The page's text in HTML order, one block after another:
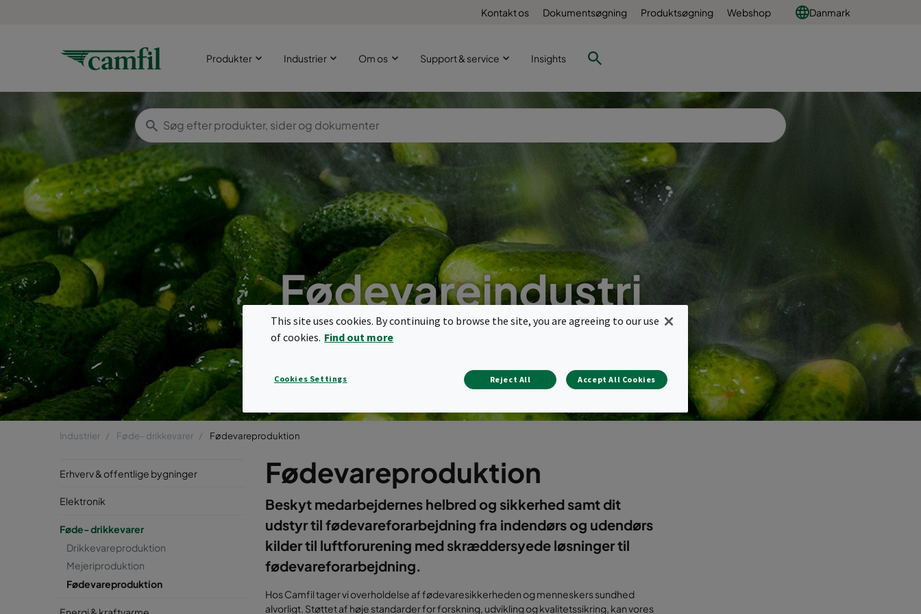
Kontakt os Dokumentsøgning Produktsøgning Webshop Danmark
Produkter Industrier Om os Support & service Insights
Fødevareindustri
Industrier Føde- drikkevarer Fødevareproduktion
Erhverv & offentlige bygninger
Elektronik
Føde- drikkevarer
Drikkevareproduktion
Mejeriproduktion
Fødevareproduktion
Fødevareproduktion
Beskyt medarbejdernes helbred og sikkerhed samt dit
udstyr til fødevareforarbejdning fra indendørs og udendørs
kilder til luftforurening med skræddersyede løsninger til
fødevareforarbejdning.
Hos Camfil tager vi overholdelse af fødevaresikkerheden og menneskers sundhed
alvorligt. Støttet af høje standarder for forskning, udvikling og kvalitetssikring, kan vores
This site uses cookies. By continuing to browse the site, you are agreeing to our use
of cookies. Find out more
Cookies Settings Reject All Accept All Cookies